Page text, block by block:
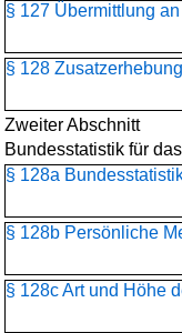
§ 127 Übermittlung
§ 128
Zweiter Abschnitt
Bundesstatistik für
§ 128a
§ 128b Persönliche
§ 128c Art und Höhe